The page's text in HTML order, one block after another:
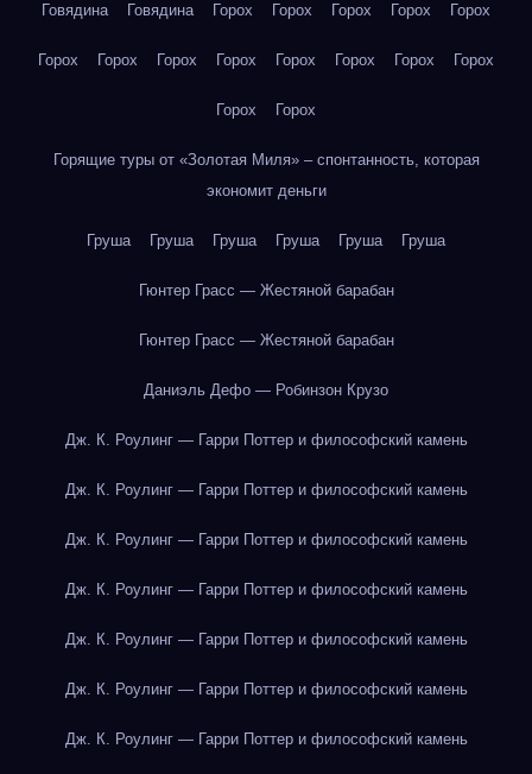
Говядина Говядина Горох Горох Горох Горох Горох
Горох Горох Горох Горох Горох Горох Горох Горох
Горох Горох
Горящие туры от «Золотая Миля» – спонтанность, которая
экономит деньги
Груша Груша Груша Груша Груша Груша
Гюнтер Грасс — Жестяной барабан
Гюнтер Грасс — Жестяной барабан
Даниэль Дефо — Робинзон Крузо
Дж. К. Роулинг — Гарри Поттер и философский камень
Дж. К. Роулинг — Гарри Поттер и философский камень
Дж. К. Роулинг — Гарри Поттер и философский камень
Дж. К. Роулинг — Гарри Поттер и философский камень
Дж. К. Роулинг — Гарри Поттер и философский камень
Дж. К. Роулинг — Гарри Поттер и философский камень
Дж. К. Роулинг — Гарри Поттер и философский камень